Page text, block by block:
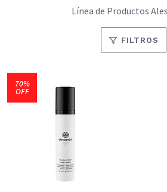
Línea de Productos
FILTROS
70%
OFF